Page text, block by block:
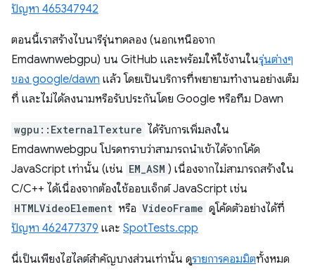
ปัญหา 465347942
ตอนนี้เราสร้างไบนารีรุ่นทดลอง (นอกเหนือจาก
Emdawnwebgpu) บน GitHub และพร้อมให้ใช้งานในรุ่นต่างๆ
ของ google/dawn แล้ว โดยเป็นบริการที่พยายามทำงานอย่างเต็ม
ที่ และไม่ได้ลงนามหรือรับประกันโดย Google หรือทีม Dawn
wgpu::ExternalTexture ได้รับการเพิ่มลงใน
Emdawnwebgpu โปรดทราบว่าสามารถนำเข้าได้จากโค้ด
JavaScript เท่านั้น (เช่น EM_ASM ) เนื่องจากไม่สามารถสร้างใน
C/C++ ได้เนื่องจากต้องใช้ออบเจ็กต์ JavaScript เช่น
HTMLVideoElement หรือ VideoFrame ดูโค้ดตัวอย่างได้ที่
ปัญหา 462477379 และ SpotTests.cpp
นี่เป็นเพียงไฮไลต์สำคัญบางส่วนเท่านั้น ดูรายการคอมมิตทั้งหมด